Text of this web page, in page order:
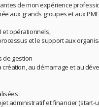
de mon expérience
aux grands groupes et aux
et opérationnels,
et le support aux
de gestion
création, au démarrage et au
:
administratif et financier (start-